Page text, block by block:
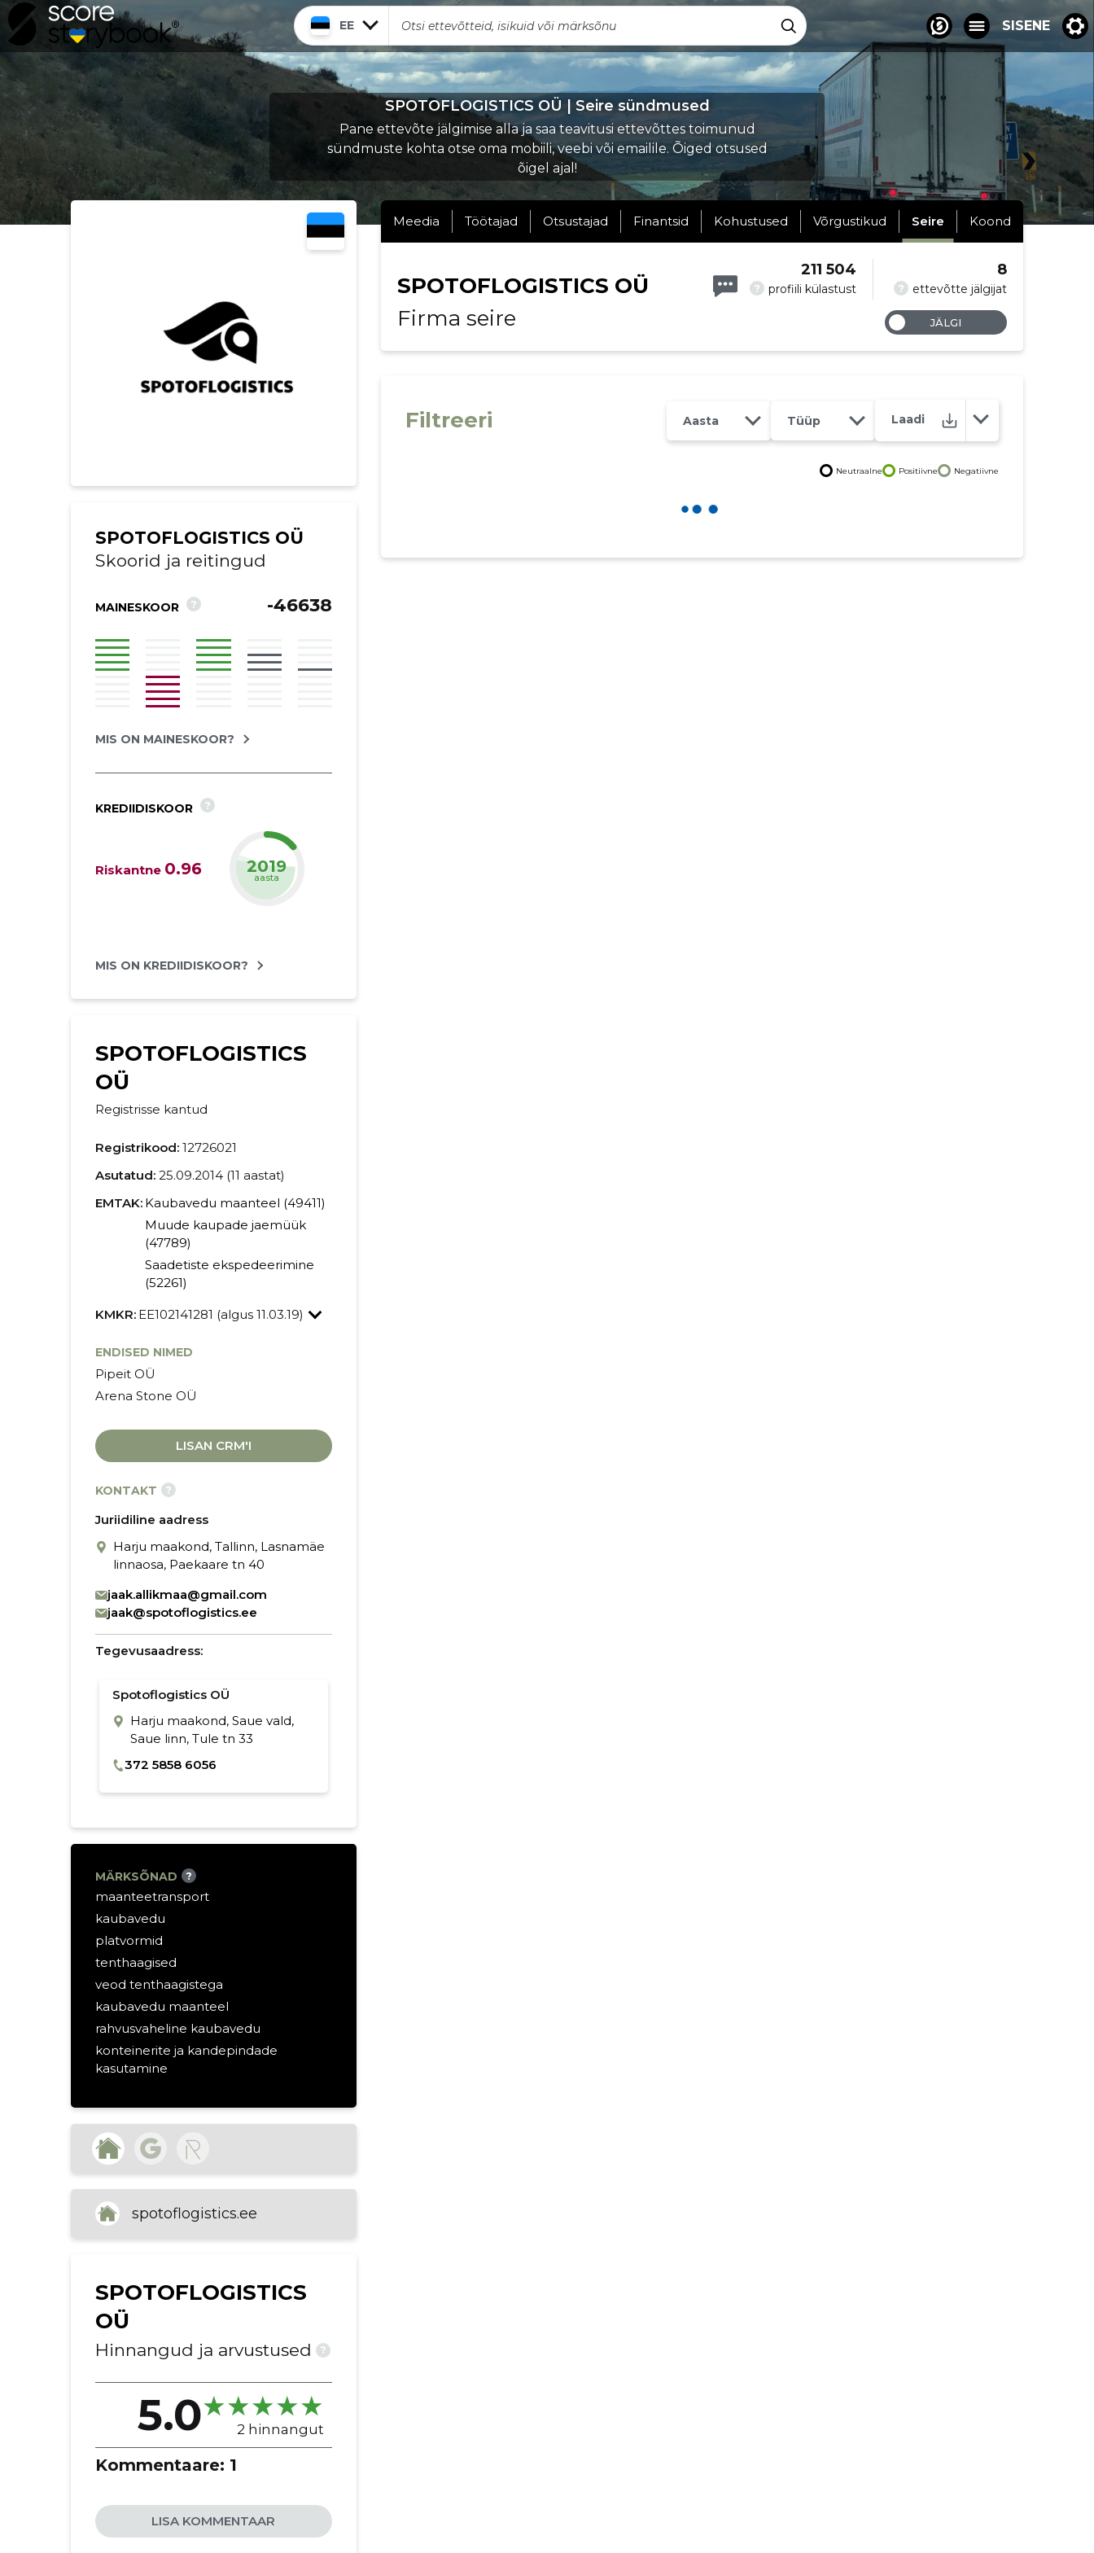
EE SISENE
SPOTOFLOGISTICS OÜ | Seire sündmused
Pane ettevõte jälgimise alla ja saa teavitusi ettevõttes toimunud
sündmuste kohta otse oma mobiili, veebi või emailile. Õiged otsused
õigel ajal!
SPOTOFLOGISTICS OÜ
Skoorid ja reitingud
MAINESKOOR ? -46638
MIS ON MAINESKOOR?
KREDIIDISKOOR ?
Riskantne 0.96 2019
aasta
MIS ON KREDIIDISKOOR?
SPOTOFLOGISTICS
OÜ
Registrisse kantud
Registrikood: 12726021
Asutatud: 25.09.2014 (11 aastat)
EMTAK: Kaubavedu maanteel (49411)
Muude kaupade jaemüük
(47789)
Saadetiste ekspedeerimine
(52261)
KMKR: EE102141281 (algus 11.03.19)
ENDISED NIMED
Pipeit OÜ
Arena Stone OÜ
LISAN CRM'I
KONTAKT ?
Juriidiline aadress
Harju maakond, Tallinn, Lasnamäe
linnaosa, Paekaare tn 40
jaak.allikmaa@gmail.com
jaak@spotoflogistics.ee
Tegevusaadress:
Spotoflogistics OÜ
Harju maakond, Saue vald,
Saue linn, Tule tn 33
372 5858 6056
MÄRKSÕNAD ?
maanteetransport
kaubavedu
platvormid
tenthaagised
veod tenthaagistega
kaubavedu maanteel
rahvusvaheline kaubavedu
konteinerite ja kandepindade
kasutamine
maanteetransport
vedude planeerimine
veokid
logistika
saadetised
kaubakärud
kaubaveosed
konteineritransport
kauba kinnitamine
maanteevedu
pakendamine
lihtne juurdepääs
mitmekülgsed kasutusvõimalused
kaubavedu
rahvusvaheline kaubavedu
konteinerite ja kandepindade
spotoflogistics.ee
SPOTOFLOGISTICS
OÜ
Hinnangud ja arvustused ?
5.0 2 hinnangut
Kommentaare: 1
LISA KOMMENTAAR
Meedia Töötajad Otsustajad Finantsid Kohustused Võrgustikud Seire Koond
SPOTOFLOGISTICS OÜ
Firma seire
? profiili külastust
211 504
? ettevõtte jälgijat
8
JÄLGI
Filtreeri Aasta Tüüp Laadi
Neutraalne Positiivne Negatiivne